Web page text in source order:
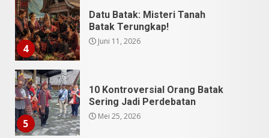
5
10 Kontroversial Orang Batak
Sering Jadi Perdebatan
Mei 25, 2026
6
Pesona Sumatera Utara,
Tradisi Rondang Bittang yang
Mendunia
Mei 4, 2026